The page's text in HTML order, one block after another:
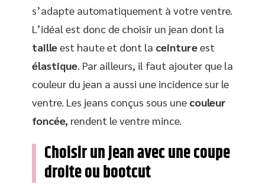
s’adapte automatiquement à votre ventre.
L’idéal est donc de choisir un jean dont la
tailleest haute et dont la ceintureest
élastique. Par ailleurs, il faut ajouter que la
couleur du jean a aussi une incidence sur le
ventre. Les jeans conçus sous une couleur
foncée, rendent le ventre mince.
Choisir un jean avec une coupe
droite ou bootcut